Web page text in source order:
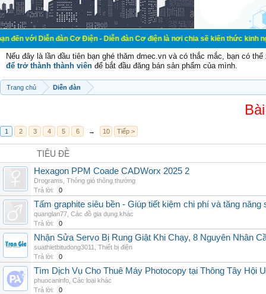
đàn Cơ Điện - Diễn đàn Cơ điện là nơi chia sẽ kiến thức kinh nghiệm
Nếu đây là lần đầu tiên bạn ghé thăm dmec.vn và có thắc mắc, bạn có
để trở thành thành viên để bắt đầu đăng bán sản phẩm của mình.
Trang chủ Diễn đàn
1 2 3 4 5 6 → 10 Tiếp >
TIÊU ĐỀ
Hexagon PPM Coade CADWorx 2025 2
Drograms Thông gió thông thường
Trả lời:
0
Tấm graphite siêu bền - Giúp tiết kiệm chi phí và tăng năng
quanglan77 Các đồ gia dụng khác
Trả lời:
0
Nhận Sửa Servo Bị Rung Giật Khi Chạy, 8 Nguyên Nhân
suathietbitudong3011
Thiết bị điện
Trả lời:
0
Tìm Dịch Vụ Cho Thuê Máy Photocopy tại Thông Tây Hội
phuocaninfo Các loại khác
Trả lời:
0